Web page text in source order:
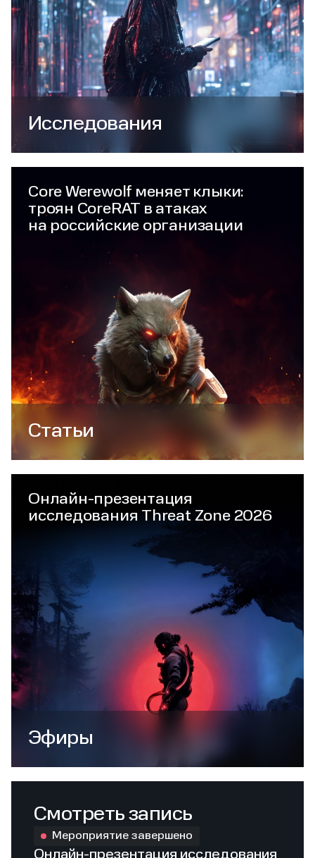
Исследования
Core Werewolf меняет клыки:
троян CoreRAT в атаках
на российские организации
Статьи
Онлайн-презентация
исследования Threat Zone 2026
Эфиры
Смотреть запись
Мероприятие завершено